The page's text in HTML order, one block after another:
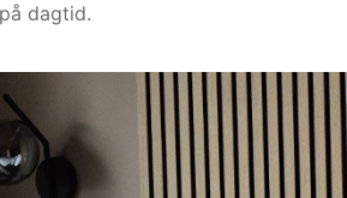
dagtid.